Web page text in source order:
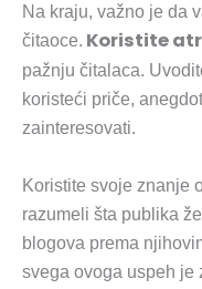
Na kraju, važno je da
čitaoce. Koristite
pažnju čitalaca.
koristeći priče,
zainteresovati.
Koristite svoje znanje
razumeli šta publika
blogova prema
svega ovoga uspeh je